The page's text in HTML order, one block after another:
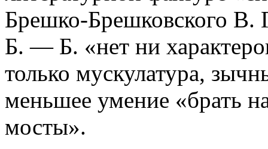
Брешко-Брешковского В.
Б. — Б. «нет ни
только мускулатура,
меньшее умение «брать
мосты».